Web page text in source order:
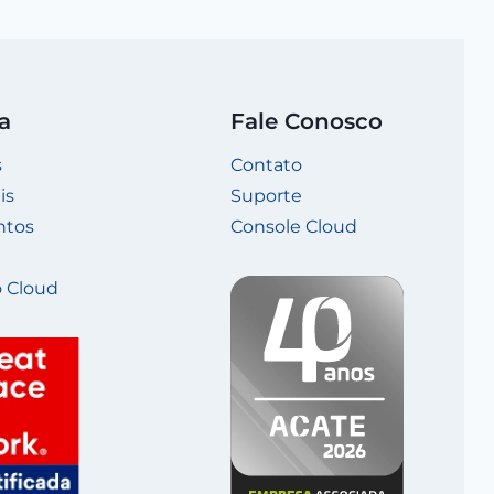
Cloud
Fale Conosco
Contato
Suporte
Console Cloud